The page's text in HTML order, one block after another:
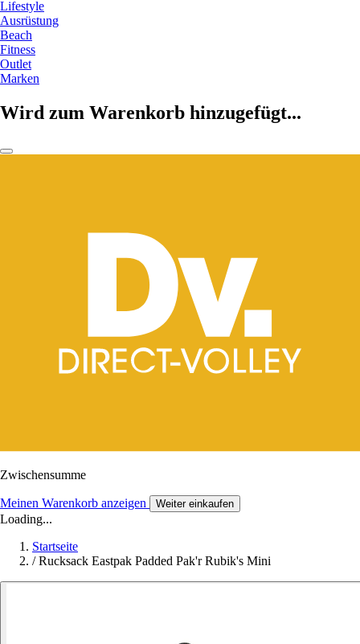
Lifestyle
Ausrüstung
Beach
Fitness
Outlet
Marken
Wird zum Warenkorb hinzugefügt...
Zwischensumme
Meinen Warenkorb anzeigen Weiter einkaufen
Loading...
Startseite
/ Rucksack Eastpak Padded Pak'r Rubik's Mini